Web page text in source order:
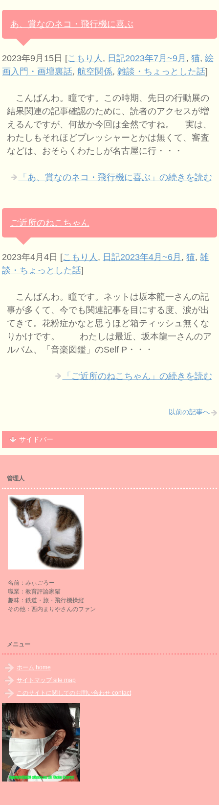
あ、賞なのネコ・飛行機に喜ぶ
2023年9月15日 [こもり人 , 日記2023年7月~9月 ,猫,絵
画入門・画壇裏話,航空関係,雑談・ちょっとした話]
こんばんわ。瞳です。この時期、先日の行動展の
結果関連の記事確認のために、読者のアクセスが増
えるんですが、何故か今回は全然ですね。 実は、
わたしもそれほどプレッシャーとかは無くて、審査
などは、おそらくわたしが名古屋に行・・・
「あ、賞なのネコ・飛行機に喜ぶ」の続きを読む
ご近所のねこちゃん
2023年4月4日 [こもり人 , 日記2023年4月~6月 ,猫,雑
談・ちょっとした話]
こんばんわ。瞳です。ネットは坂本龍一さんの記
事が多くて、今でも関連記事を目にする度、涙が出
てきて。花粉症かなと思うほど箱ティッシュ無くな
りかけです。 わたしは最近、坂本龍一さんのア
ルバム、「音楽図鑑」のSelf P・・・
「ご近所のねこちゃん」の続きを読む
以前の記事へ
サイドバー
管理人
名前：みぃごろー
職業：教育評論家猫
趣味：鉄道・旅・飛行機操縦
その他：西内まりやさんのファン
メニュー
ホーム home
サイトマップ site map
このサイトに関してのお問い合わせ contact